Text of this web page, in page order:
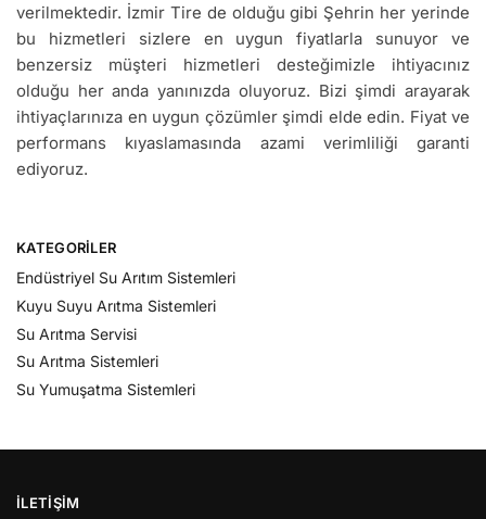
verilmektedir. İzmir Tire de olduğu gibi Şehrin her yerinde
bu hizmetleri sizlere en uygun fiyatlarla sunuyor ve
benzersiz müşteri hizmetleri desteğimizle ihtiyacınız
olduğu her anda yanınızda oluyoruz. Bizi şimdi arayarak
ihtiyaçlarınıza en uygun çözümler şimdi elde edin. Fiyat ve
performans kıyaslamasında azami verimliliği garanti
ediyoruz.
KATEGORILER
Endüstriyel Su Arıtım Sistemleri
Kuyu Suyu Arıtma Sistemleri
Su Arıtma Servisi
Su Arıtma Sistemleri
Su Yumuşatma Sistemleri
İLETIŞIM